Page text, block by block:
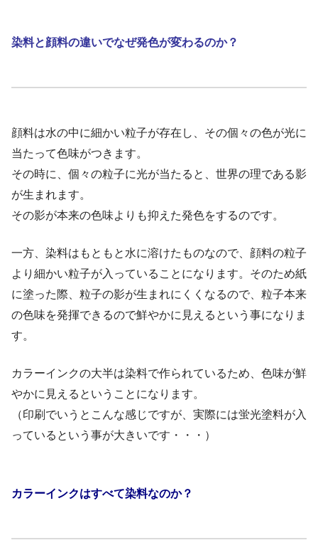
染料と顔料の違いでなぜ発色が変わるのか？
顔料は水の中に細かい粒子が存在し、その個々の色が光に
当たって色味がつきます。
その時に、個々の粒子に光が当たると、世界の理である影
が生まれます。
その影が本来の色味よりも抑えた発色をするのです。
一方、染料はもともと水に溶けたものなので、顔料の粒子
より細かい粒子が入っていることになります。そのため紙
に塗った際、粒子の影が生まれにくくなるので、粒子本来
の色味を発揮できるので鮮やかに見えるという事になりま
す。
カラーインクの大半は染料で作られているため、色味が鮮
やかに見えるということになります。
（印刷でいうとこんな感じですが、実際には蛍光塗料が入
っているという事が大きいです・・・）
カラーインクはすべて染料なのか？